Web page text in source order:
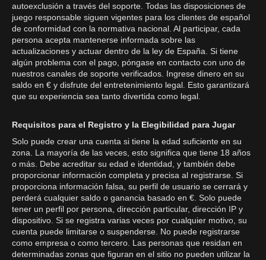
autoexclusión a través del soporte. Todas las disposiciones de
juego responsable siguen vigentes para los clientes de español
de conformidad con la normativa nacional. Al participar, cada
persona acepta mantenerse informada sobre las
actualizaciones y actuar dentro de la ley de España. Si tiene
algún problema con el pago, póngase en contacto con uno de
nuestros canales de soporte verificados. Ingrese dinero en su
saldo en € y disfrute del entretenimiento legal. Esto garantizará
que su experiencia sea tanto divertida como legal.
Requisitos para el Registro y la Elegibilidad para Jugar
Solo puede crear una cuenta si tiene la edad suficiente en su
zona. La mayoría de las veces, esto significa que tiene 18 años
o más. Debe acreditar su edad e identidad, y también debe
proporcionar información completa y precisa al registrarse. Si
proporciona información falsa, su perfil de usuario se cerrará y
perderá cualquier saldo o ganancia basado en €. Solo puede
tener un perfil por persona, dirección particular, dirección IP y
dispositivo. Si se registra varias veces por cualquier motivo, su
cuenta puede limitarse o suspenderse. No puede registrarse
como empresa o como tercero. Las personas que residan en
determinadas zonas que figuran en el sitio no pueden utilizar la